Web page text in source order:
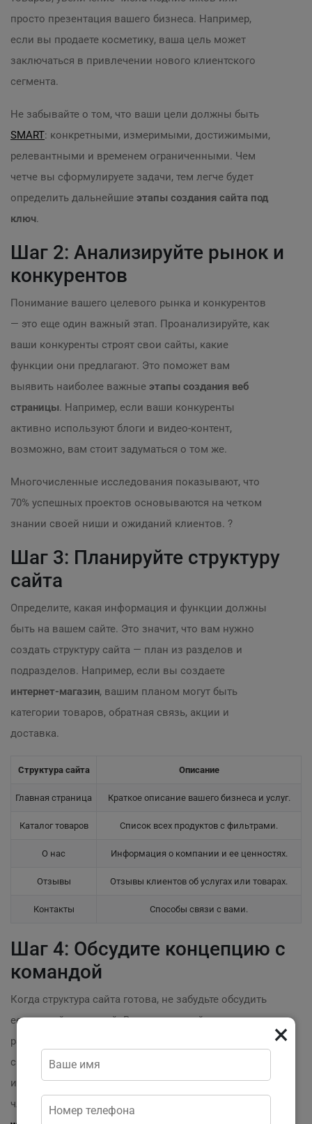
просто презентация вашего бизнеса. Например,
если вы продаете косметику, ваша цель может
заключаться в привлечении нового клиентского
сегмента.
Не забывайте о том, что ваши цели должны быть
SMART: конкретными, измеримыми, достижимыми,
релевантными и временем ограниченными. Чем
четче вы сформулируете задачи, тем легче будет
определить дальнейшие этапы создания сайта под
ключ.
Шаг 2: Анализируйте рынок и
конкурентов
Понимание вашего целевого рынка и конкурентов
— это еще один важный этап. Проанализируйте, как
ваши конкуренты строят свои сайты, какие
функции они предлагают. Это поможет вам
выявить наиболее важные этапы создания веб
страницы. Например, если ваши конкуренты
активно используют блоги и видео-контент,
возможно, вам стоит задуматься о том же.
Многочисленные исследования показывают, что
70% успешных проектов основываются на четком
знании своей ниши и ожиданий клиентов. ?
Шаг 3: Планируйте структуру
сайта
Определите, какая информация и функции должны
быть на вашем сайте. Это значит, что вам нужно
создать структуру сайта — план из разделов и
подразделов. Например, если вы создаете
интернет-магазин, вашим планом могут быть
категории товаров, обратная связь, акции и
доставка.
Структура сайта Описание
Главная страница Краткое описание вашего бизнеса и услуг.
Каталог товаров Список всех продуктов с фильтрами.
О нас Информация о компании и ее ценностях.
Отзывы Отзывы клиентов об услугах или товарах.
Контакты Способы связи с вами.
Шаг 4: Обсудите концепцию с
командой
Когда структура сайта готова, не забудьте обсудить
ее с вашей командой. Включите дизайнеров,
разработчиков и маркетологов. Таким образом, вы
сможет исключить недопонимания и внести
изменения на раннем этапе. Важно, чтобы все
члены команды понимали, каковы
×